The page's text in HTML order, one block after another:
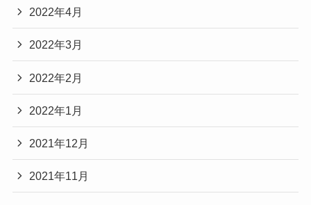
2022年4月
2022年3月
2022年2月
2022年1月
2021年12月
2021年11月